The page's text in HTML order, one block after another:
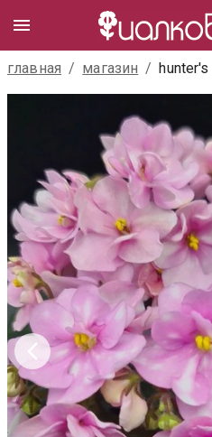
главная / магазин /